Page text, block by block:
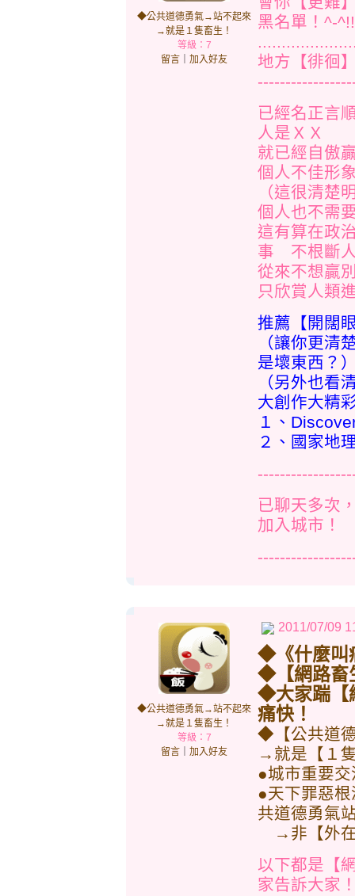
◆公共道德勇氣→站不起來
→就是１隻畜生！
等級：7
留言
加入好友
黑名單！^-
地方【徘徊
已經名正言
人是ＸＸ
就已經自傲
個人不佳形
（這很清楚
個人也不需
這有算在政
事 不根斷
從來不想贏
只欣賞人類
推薦【開闊
（讓你更清
是壞東西？
（另外也看
大創作大精
１、
２、國家地
已聊天多次
加入城市！
◆公共道德勇氣→站不起來
→就是１隻畜生！
等級：7
留言
加入好友
2011/07/09
◆《什麼叫
◆【網路畜
◆大家踹【
痛快！
◆【公共道
→就是【１
●城市重要
●天下罪惡
共道德勇氣
→非【外在
以下都是【
家告訴大家